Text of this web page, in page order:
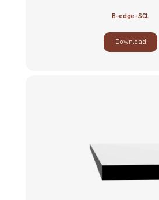
B-edge-SCL
Download